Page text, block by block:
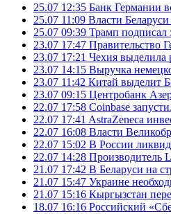
25.07 12:35 Банк Германии
25.07 11:09 Власти
25.07 09:39 Трамп подписал
23.07 17:47 Правительство
23.07 17:21 Чехия выделила
23.07 14:15 Выручка
23.07 11:42 Китай выделит
23.07 09:15 Центробанк
22.07 17:58 Coinbase
22.07 17:41 AstraZeneca
22.07 16:08 Власти
22.07 15:02 В России
22.07 14:28 Производитель
21.07 17:42 В Беларуси на
21.07 15:47 Украине
21.07 15:16 Кыргызстан
18.07 16:16 Российский